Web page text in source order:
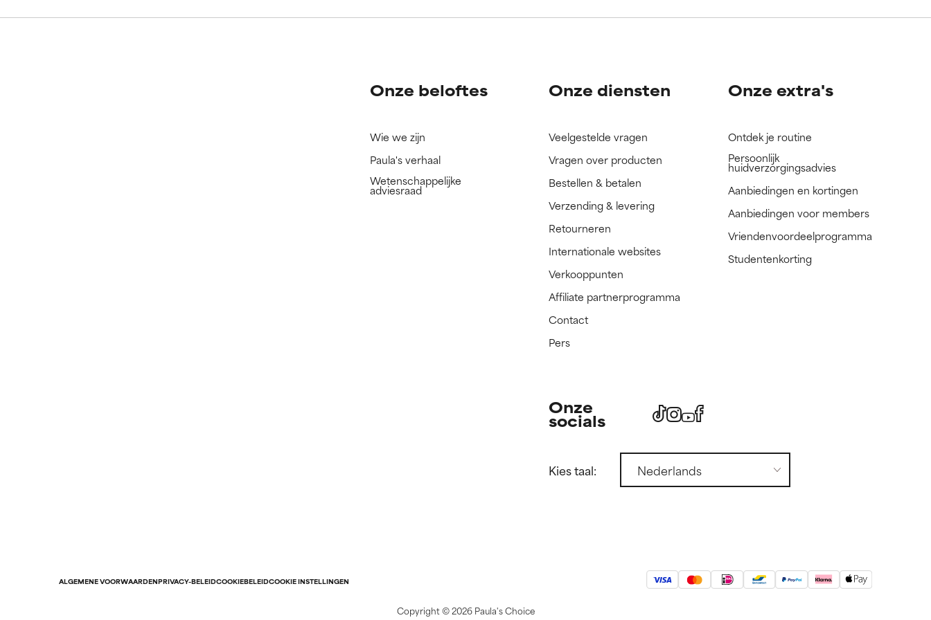
We hebben dit ingrediënt nog niet beoordeeld omdat we het onderzoek ernaar nog niet
We hebben dit ingrediënt nog niet beoordeeld omdat we het onderzoek ernaar nog niet
Onze beloftes
Wie we zijn
Paula's verhaal
Wetenschappelijke
adviesraad
Onze diensten
Veelgestelde vragen
Vragen over producten
Bestellen & betalen
Verzending & levering
Retourneren
Internationale websites
Verkooppunten
Affiliate partnerprogramma
Contact
Pers
Onze extra's
Ontdek je routine
Persoonlijk
huidverzorgingsadvies
Aanbiedingen en kortingen
Aanbiedingen voor members
Vriendenvoordeelprogramma
Studentenkorting
Onze
socials
Kies taal:
ALGEMENE VOORWAARDENPRIVACY-BELEIDCOOKIEBELEIDCOOKIE INSTELLINGEN
Copyright ©2026 Paula's Choice